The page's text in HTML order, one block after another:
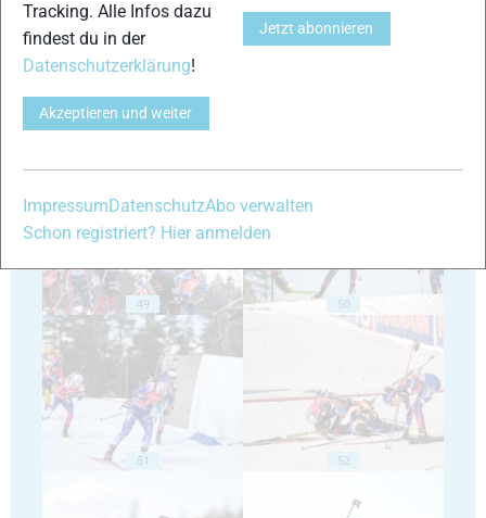
49 50
51 52
Tracking. Alle Infos dazu
findest du in der
Datenschutzerklärung!
Akzeptieren und weiter
Jetzt abonnieren
ImpressumDatenschutzAbo verwalten
Schon registriert? Hier anmelden